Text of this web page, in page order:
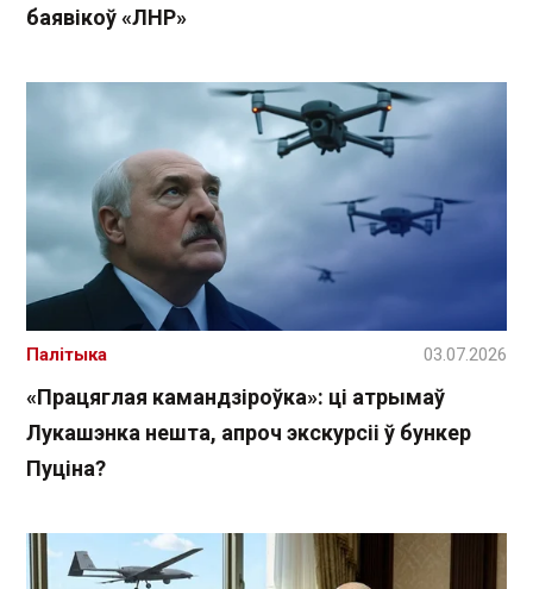
баявікоў «ЛНР»
«Працяглая камандзіроўка»: ці атрымаў
Лукашэнка нешта, апроч экскурсіі ў бункер
Пуціна?
Палітыка 03.07.2026